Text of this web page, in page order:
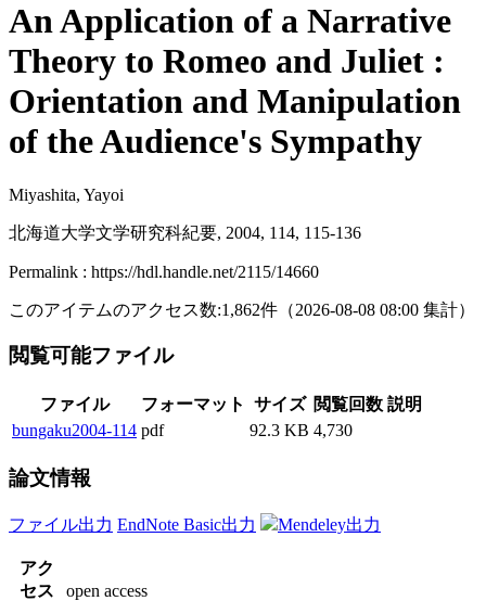
An Application of a Narrative
Theory to Romeo and Juliet :
Orientation and Manipulation
of the Audience's Sympathy
Miyashita, Yayoi
北海道大学文学研究科紀要, 2004, 114, 115-136
Permalink : https://hdl.handle.net/2115/14660
このアイテムのアクセス数:1,862件 （2026-08-08 08:00 集計）
閲覧可能ファイル
ファイル フォーマット サイズ 閲覧回数 説明
bungaku2004-114 pdf 92.3 KB 4,730
論文情報
ファイル出力 EndNote Basic出力 Mendeley出力
アク
セス
open access